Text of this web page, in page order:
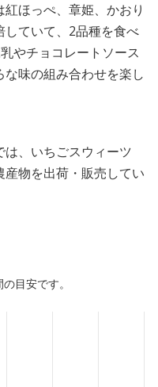
ほっぺ、章姫、かおり
ていて、2品種を食べ
やチョコレートソース
味の組み合わせを楽し
、いちごスウィーツ
物を出荷・販売してい
目安です。